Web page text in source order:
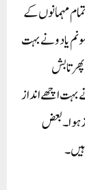
مہمانوں کے
یادو نے بہت
تابش
بہت اچھے انداز
ہوا۔بعض